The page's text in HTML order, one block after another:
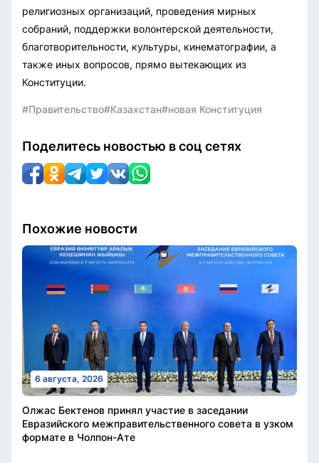
религиозных организаций, проведения мирных
собраний, поддержки волонтерской деятельности,
благотворительности, культуры, кинематографии, а
также иных вопросов, прямо вытекающих из
Конституции.
#Правительство#Казахстан#новая Конституция
Поделитесь новостью в соц сетях
Похожие новости
6 августа, 2026
Олжас Бектенов принял участие в заседании
Евразийского межправительственного совета в узком
формате в Чолпон-Ате